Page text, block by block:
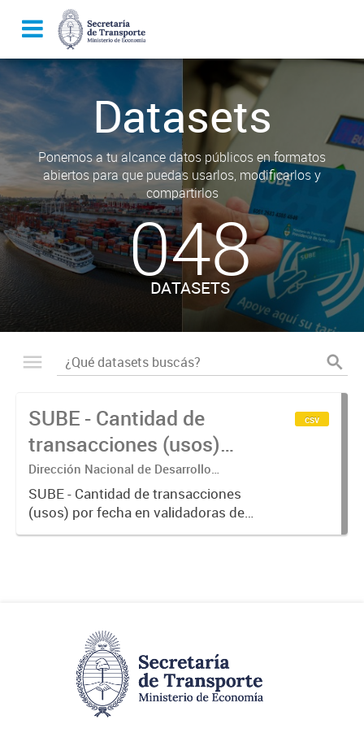
Datasets
Ponemos a tu alcance datos públicos en formatos
abiertos para que puedas usarlos, modificarlos y
compartirlos
048
DATASETS
SUBE - Cantidad de
transacciones (usos)
por fecha
Dirección Nacional de Desarrollo
Tecnológico - Ministerio de Transporte.
SUBE - Cantidad de transacciones
(usos) por fecha en validadoras de
la red SUBE.
csv